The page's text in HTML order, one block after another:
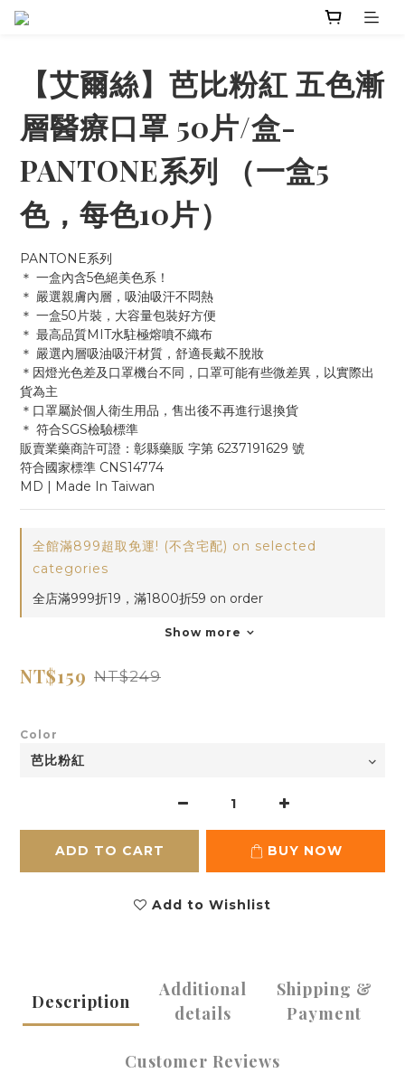
【艾爾絲】芭比粉紅 五色漸
層醫療口罩 50片/盒-
PANTONE系列 （一盒5
色，每色10片）
PANTONE系列
＊ 一盒內含5色絕美色系！
＊ 嚴選親膚內層，吸油吸汗不悶熱
＊ 一盒50片裝，大容量包裝好方便
＊ 最高品質MIT水駐極熔噴不織布
＊ 嚴選內層吸油吸汗材質，舒適長戴不脫妝
＊因燈光色差及口罩機台不同，口罩可能有些微差異，以實際出
貨為主
＊口罩屬於個人衛生用品，售出後不再進行退換貨
＊ 符合SGS檢驗標準
販賣業藥商許可證：彰縣藥販 字第 6237191629 號
符合國家標準 CNS14774
MD | Made In Taiwan
全館滿899超取免運! (不含宅配) on selected
categories
全店滿999折19，滿1800折59 on order
Show more
NT$159 NT$249
Color
ADD TO CART BUY NOW
Add to Wishlist
Description
Additional
details
Shipping &
Payment
Customer Reviews